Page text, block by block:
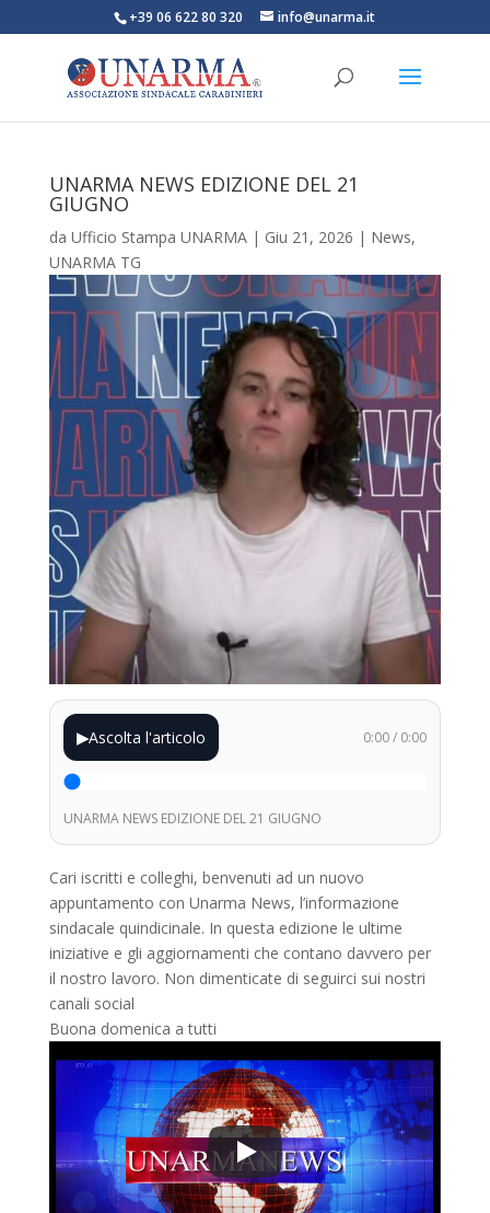
+39 06 622 80 320 info@unarma.it
UNARMA NEWS EDIZIONE DEL 21
GIUGNO
da Ufficio Stampa UNARMA| Giu 21, 2026 | News,
UNARMA TG
▶Ascolta l'articolo 0:00/ 0:00
UNARMA NEWS EDIZIONE DEL 21 GIUGNO
Cari iscritti e colleghi, benvenuti ad un nuovo
appuntamento con Unarma News, l’informazione
sindacale quindicinale. In questa edizione le ultime
iniziative e gli aggiornamenti che contano davvero per
il nostro lavoro. Non dimenticate di seguirci sui nostri
canali social
Buona domenica a tutti